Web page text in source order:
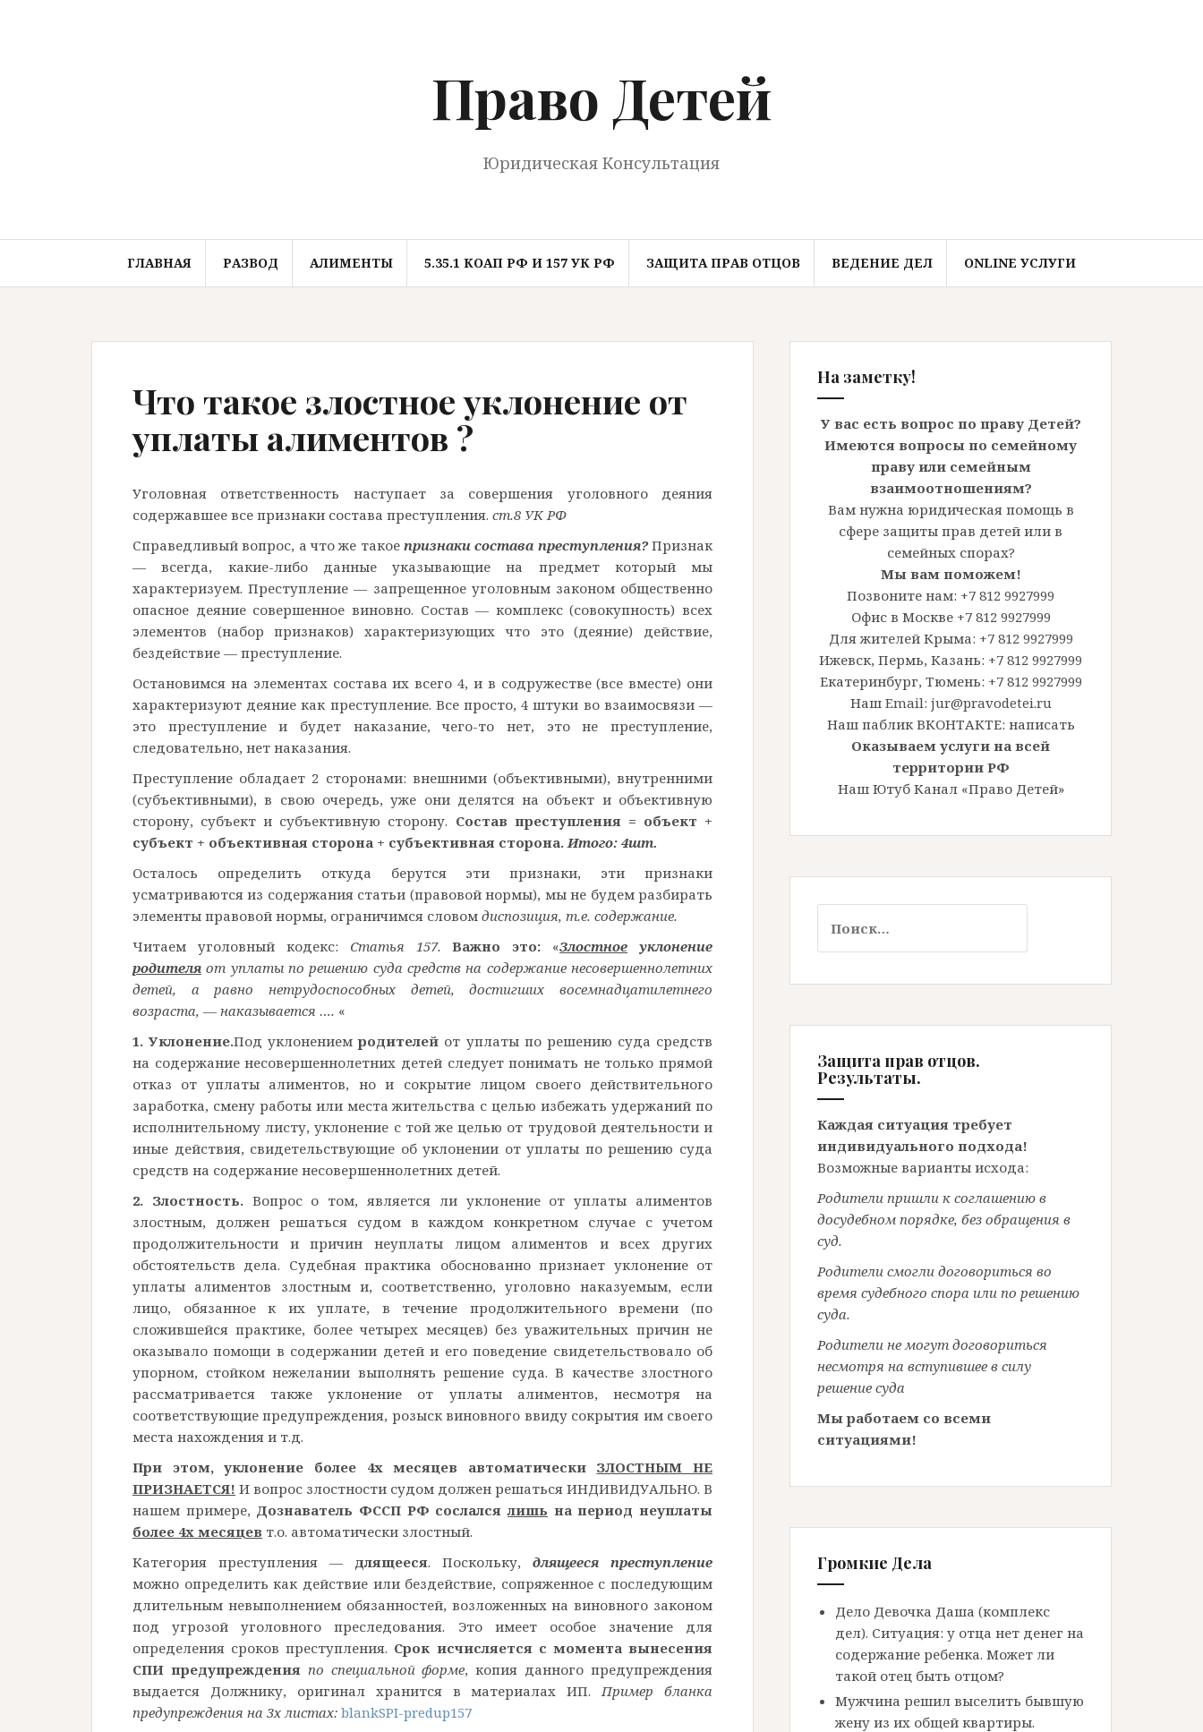
Право Детей
Юридическая Консультация
ГЛАВНАЯ РАЗВОД АЛИМЕНТЫ 5.35.1 КОАП РФ И 157 УК РФ ЗАЩИТА ПРАВ ОТЦОВ ВЕДЕНИЕ ДЕЛ ONLINE УСЛУГИ
Что такое злостное уклонение от
уплаты алиментов ?
Уголовная ответственность наступает за совершения уголовного деяния
содержавшее все признаки состава преступления. ст.8 УК РФ
Справедливый вопрос, а что же такое признаки состава преступления?Признак
— всегда, какие-либо данные указывающие на предмет который мы
характеризуем. Преступление — запрещенное уголовным законом общественно
опасное деяние совершенное виновно. Состав — комплекс (совокупность) всех
элементов (набор признаков) характеризующих что это (деяние) действие,
бездействие — преступление.
Остановимся на элементах состава их всего 4, и в содружестве (все вместе) они
характеризуют деяние как преступление. Все просто, 4 штуки во взаимосвязи —
это преступление и будет наказание, чего-то нет, это не преступление,
следовательно, нет наказания.
Преступление обладает 2 сторонами: внешними (объективными), внутренними
(субъективными), в свою очередь, уже они делятся на объект и объективную
сторону, субъект и субъективную сторону. Состав преступления = объект +
субъект + объективная сторона + субъективная сторона.Итого: 4шт.
Осталось определить откуда берутся эти признаки, эти признаки
усматриваются из содержания статьи (правовой нормы), мы не будем разбирать
элементы правовой нормы, ограничимся словом диспозиция, т.е. содержание.
Читаем уголовный кодекс: Статья 157. Важно это: «Злостное уклонение
родителя от уплаты по решению суда средств на содержание несовершеннолетних
детей, а равно нетрудоспособных детей, достигших восемнадцатилетнего
возраста, — наказывается …. «
1. Уклонение.Под уклонениемродителей от уплаты по решению суда средств
на содержание несовершеннолетних детей следует понимать не только прямой
отказ от уплаты алиментов, но и сокрытие лицом своего действительного
заработка, смену работы или места жительства с целью избежать удержаний по
исполнительному листу, уклонение с той же целью от трудовой деятельности и
иные действия, свидетельствующие об уклонении от уплаты по решению суда
средств на содержание несовершеннолетних детей.
2. Злостность.Вопрос о том, является ли уклонение от уплаты алиментов
злостным, должен решаться судом в каждом конкретном случае с учетом
продолжительности и причин неуплаты лицом алиментов и всех других
обстоятельств дела. Судебная практика обоснованно признает уклонение от
уплаты алиментов злостным и, соответственно, уголовно наказуемым, если
лицо, обязанное к их уплате, в течение продолжительноговремени (по
сложившейся практике, более четырех месяцев) без уважительных причин не
оказывалопомощи в содержании детей и его поведение свидетельствовало об
упорном, стойком нежелании выполнять решение суда. В качестве злостного
рассматривается также уклонение от уплаты алиментов, несмотря на
соответствующие предупреждения, розыск виновного ввиду сокрытия им своего
места нахождения и т.д.
При этом, уклонение более 4х месяцев автоматически ЗЛОСТНЫМ НЕ
ПРИЗНАЕТСЯ! И вопрос злостности судом должен решаться ИНДИВИДУАЛЬНО. В
нашем примере, Дознаватель ФССП РФ сослалсялишь на период неуплаты
более 4х месяцев т.о. автоматически злостный.
Категория преступления — длящееся. Поскольку, длящееся преступление
можно определить как действие или бездействие, сопряженное с последующим
длительным невыполнением обязанностей, возложенных на виновного законом
под угрозой уголовного преследования. Это имеет особое значение для
определения сроков преступления. Срок исчисляется с момента вынесения
СПИ предупреждения по специальной форме, копия данного предупреждения
выдается Должнику, оригинал хранится в материалах ИП.Пример бланка
предупреждения на 3х листах: blankSPI-predup157
На заметку!
У вас есть вопрос по праву Детей?
Имеются вопросы по семейному
праву или семейным
взаимоотношениям?
Вам нужна юридическая помощь в
сфере защиты прав детей или в
семейных спорах?
Мы вам поможем!
Позвоните нам: +7 812 9927999
Офис в Москве +7 812 9927999
Для жителей Крыма: +7 812 9927999
Ижевск, Пермь, Казань: +7 812 9927999
Екатеринбург, Тюмень: +7 812 9927999
Наш Email: jur@pravodetei.ru
Наш паблик ВКОНТАКТЕ: написать
Оказываем услуги на всей
территории РФ
Наш Ютуб Канал «Право Детей»
Защита прав отцов.
Результаты.
Каждая ситуация требует
индивидуального подхода!
Возможные варианты исхода:
Родители пришли к соглашению в
досудебном порядке, без обращения в
суд.
Родители смогли договориться во
время судебного спора или по решению
суда.
Родители не могут договориться
несмотря на вступившее в силу
решение суда
Мы работаем со всеми
ситуациями!
Громкие Дела
Дело Девочка Даша (комплекс
дел). Ситуация: у отца нет денег на
содержание ребенка. Может ли
такой отец быть отцом?
Мужчина решил выселить бывшую
жену из их общей квартиры.